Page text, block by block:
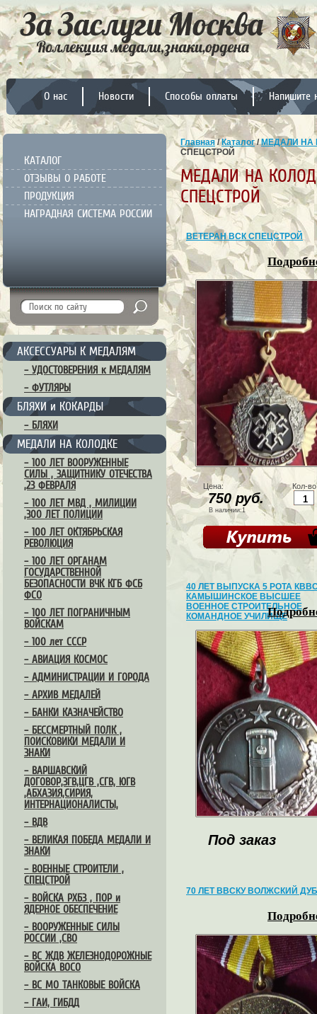
О нас Новости Способы оплаты Напишите
КАТАЛОГ
ОТЗЫВЫ О РАБОТЕ
ПРОДУКЦИЯ
НАГРАДНАЯ СИСТЕМА РОССИИ
АКСЕССУАРЫ К МЕДАЛЯМ
– УДОСТОВЕРЕНИЯ к МЕДАЛЯМ
– ФУТЛЯРЫ
БЛЯХИ и КОКАРДЫ
– БЛЯХИ
МЕДАЛИ НА КОЛОДКЕ
– 100 ЛЕТ ВООРУЖЕННЫЕ
СИЛЫ , ЗАЩИТНИКУ ОТЕЧЕСТВА
,23 ФЕВРАЛЯ
– 100 ЛЕТ МВД , МИЛИЦИИ
,300 ЛЕТ ПОЛИЦИИ
– 100 ЛЕТ ОКТЯБРЬСКАЯ
РЕВОЛЮЦИЯ
– 100 ЛЕТ ОРГАНАМ
ГОСУДАРСТВЕННОЙ
БЕЗОПАСНОСТИ ВЧК КГБ ФСБ
ФСО
– 100 ЛЕТ ПОГРАНИЧНЫМ
ВОЙСКАМ
– 100 лет СССР
– АВИАЦИЯ КОСМОС
– АДМИНИСТРАЦИИ И ГОРОДА
– АРХИВ МЕДАЛЕЙ
– БАНКИ КАЗНАЧЕЙСТВО
– БЕССМЕРТНЫЙ ПОЛК ,
ПОИСКОВИКИ МЕДАЛИ И
ЗНАКИ
– ВАРШАВСКИЙ
ДОГОВОР,ЗГВ,ЦГВ ,СГВ, ЮГВ
,АБХАЗИЯ,СИРИЯ,
ИНТЕРНАЦИОНАЛИСТЫ,
– ВДВ
– ВЕЛИКАЯ ПОБЕДА МЕДАЛИ И
ЗНАКИ
– ВОЕННЫЕ СТРОИТЕЛИ ,
СПЕЦСТРОЙ
– ВОЙСКА РХБЗ , ПОР и
ЯДЕРНОЕ ОБЕСПЕЧЕНИЕ
– ВООРУЖЕННЫЕ СИЛЫ
РОССИИ ,СВО
– ВС ЖДВ ЖЕЛЕЗНОДОРОЖНЫЕ
ВОЙСКА ВОСО
– ВС МО ТАНКОВЫЕ ВОЙСКА
– ГАИ, ГИБДД
Главная/Каталог/МЕДАЛИ НА
СПЕЦСТРОЙ
МЕДАЛИ НА
СПЕЦСТРОЙ
ВЕТЕРАН ВСК СПЕЦСТРОЙ
Цена:
750 руб.
В наличии:1
Кол-
40 ЛЕТ ВЫПУСКА 5 РОТА
КАМЫШИНСКОЕ ВЫСШЕЕ
ВОЕННОЕ СТРОИТЕЛЬНОЕ
КОМАНДНОЕ УЧИЛИЩЕ
Под заказ
70 ЛЕТ ВВСКУ ВОЛЖСКИЙ